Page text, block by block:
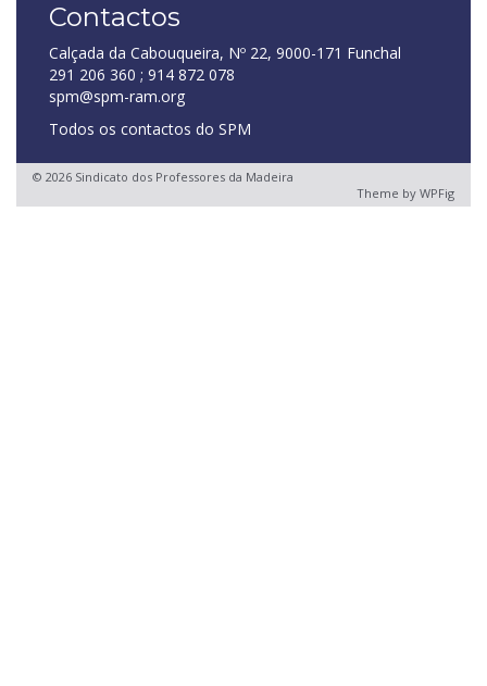
Contactos
Calçada da Cabouqueira, Nº 22, 9000-171 Funchal
291 206 360 ; 914 872 078
spm@spm-ram.org
Todos os contactos do SPM
© 2026 Sindicato dos Professores da Madeira
Theme by WPFig